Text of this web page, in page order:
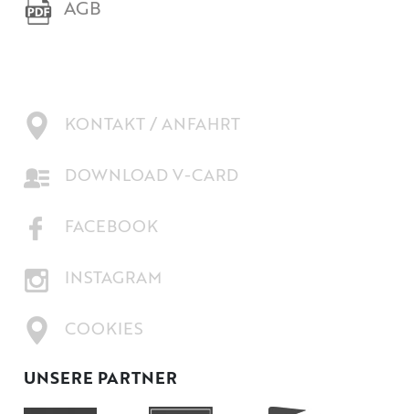
AGB
KONTAKT / ANFAHRT
DOWNLOAD V-CARD
FACEBOOK
INSTAGRAM
COOKIES
UNSERE PARTNER